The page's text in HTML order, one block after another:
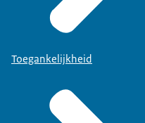
Toegankelijkheid